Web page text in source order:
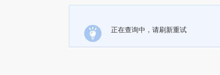
正在查询中，请刷新重试